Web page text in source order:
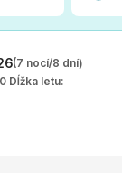
(7 nocí/8 dní)
Dĺžka letu: